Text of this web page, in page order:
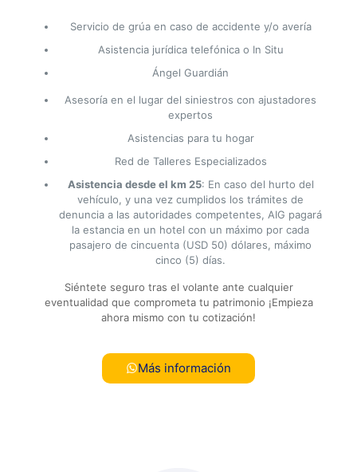
Servicio de grúa en caso de accidente y/o avería
Asistencia jurídica telefónica o In Situ
Ángel Guardián
Asesoría en el lugar del siniestros con ajustadores
expertos
Asistencias para tu hogar
Red de Talleres Especializados
Asistencia desde el km 25: En caso del hurto del
vehículo, y una vez cumplidos los trámites de
denuncia a las autoridades competentes, AIG pagará
la estancia en un hotel con un máximo por cada
pasajero de cincuenta (USD 50) dólares, máximo
cinco (5) días.
Siéntete seguro tras el volante ante cualquier
eventualidad que comprometa tu patrimonio ¡Empieza
ahora mismo con tu cotización!
Más información